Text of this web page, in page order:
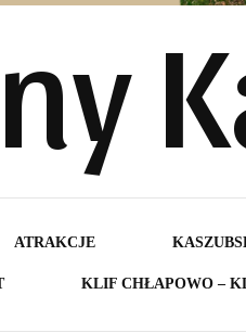
ATRAKCJE
KLIF CHŁAPOWO –